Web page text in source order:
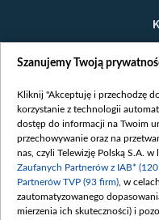
Szanujemy Twoją
Kliknij "Akceptuję i przechodzę
korzystanie z technologii
dostęp do informacji na Twoim
przechowywanie oraz na
nas, czyli Telewizję Polską S.A. w
Zaufanych Partnerów z IAB*
Partnerów TVP (93 firm) , w
zautomatyzowanego
mierzenia ich skuteczności) i